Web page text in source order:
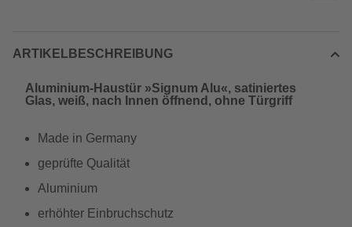
ARTIKELBESCHREIBUNG
Aluminium-Haustür »Signum Alu«, satiniertes
Glas, weiß, nach Innen öffnend, ohne Türgriff
Made in Germany
geprüfte Qualität
Aluminium
erhöhter Einbruchschutz